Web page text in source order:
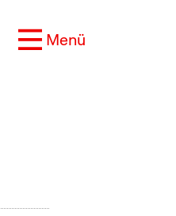
Menü